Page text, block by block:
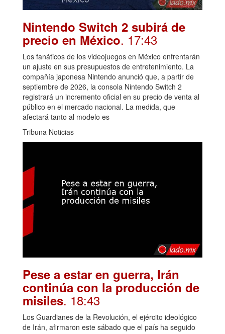
Nintendo Switch 2 subirá de
precio en México. 17:43
Los fanáticos de los videojuegos en México enfrentarán
un ajuste en sus presupuestos de entretenimiento. La
compañía japonesa Nintendo anunció que, a partir de
septiembre de 2026, la consola Nintendo Switch 2
registrará un incremento oficial en su precio de venta al
público en el mercado nacional. La medida, que
afectará tanto al modelo es
Tribuna Noticias
Pese a estar en guerra, Irán
continúa con la producción de
misiles. 18:43
Los Guardianes de la Revolución, el ejército ideológico
de Irán, afirmaron este sábado que el país ha seguido